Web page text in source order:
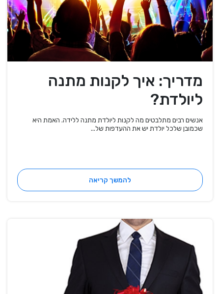
מדריך: איך לקנות מתנה
ליולדת?
אנשים רבים מתלבטים מה לקנות ליולדת מתנה ללידה. האמת היא
שכמובן שלכל יולדת יש את ההעדפות של...
להמשך קריאה